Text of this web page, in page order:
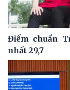
Điểm chuẩn
nhất 29,7